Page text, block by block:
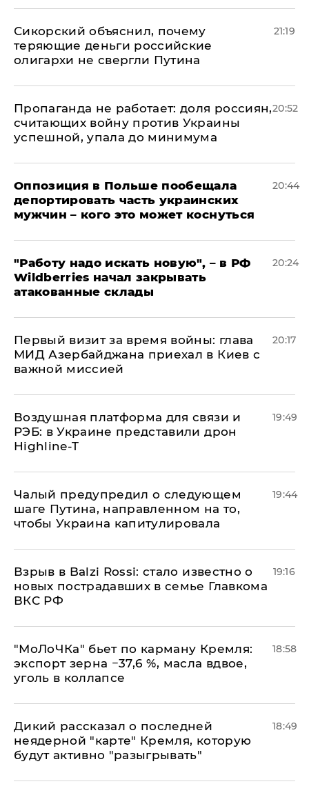
Сикорский объяснил, почему
теряющие деньги российские
олигархи не свергли Путина
21:19
​Пропаганда не работает: доля россиян,
считающих войну против Украины
успешной, упала до минимума
20:52
Оппозиция в Польше пообещала
депортировать часть украинских
мужчин – кого это может коснуться
20:44
"Работу надо искать новую", – в РФ
Wildberries начал закрывать
атакованные склады
20:24
Первый визит за время войны: глава
МИД Азербайджана приехал в Киев с
важной миссией
20:17
Воздушная платформа для связи и
РЭБ: в Украине представили дрон
Highline-T
19:49
Чалый предупредил о следующем
шаге Путина, направленном на то,
чтобы Украина капитулировала
19:44
Взрыв в Balzi Rossi: стало известно о
новых пострадавших в семье Главкома
ВКС РФ
19:16
​"МоЛоЧКа" бьет по карману Кремля:
экспорт зерна −37,6 %, масла вдвое,
уголь в коллапсе
18:58
Дикий рассказал о последней
неядерной "карте" Кремля, которую
будут активно "разыгрывать"
18:49